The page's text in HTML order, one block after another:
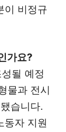
이 비정규
가요?
될 예정
물과 전시
습니다.
동자 지원